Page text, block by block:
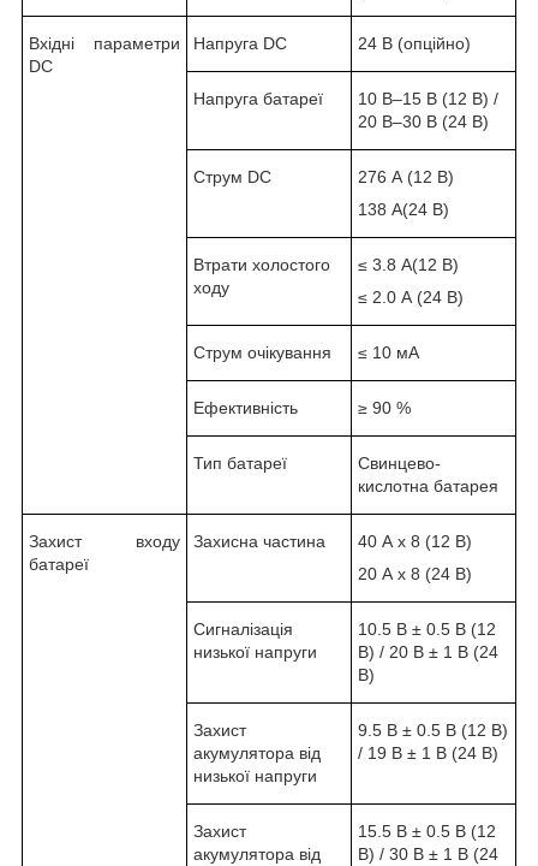
Вхідні параметри
DC
Напруга DC 24 В (опційно)
Напруга батареї
10 В–15 В (12 В) /
20 В–30 В (24 В)
Струм DC
276 А (12 В)
138 А(24 В)
Втрати холостого
ходу
≤ 3.8 А(12 В)
≤ 2.0 А (24 В)
Струм очікування ≤ 10 мА
Ефективність ≥ 90 %
Тип батареї
Свинцево-
кислотна батарея
Захист входу
батареї
Захисна частина
40 А х 8 (12 В)
20 А х 8 (24 В)
Сигналізація
низької напруги
10.5 В ± 0.5 В (12
В) / 20 В ± 1 В (24
В)
Захист
акумулятора від
низької напруги
9.5 В ± 0.5 В (12 В)
/ 19 В ± 1 В (24 В)
Захист
акумулятора від
15.5 В ± 0.5 В (12
В) / 30 В ± 1 В (24